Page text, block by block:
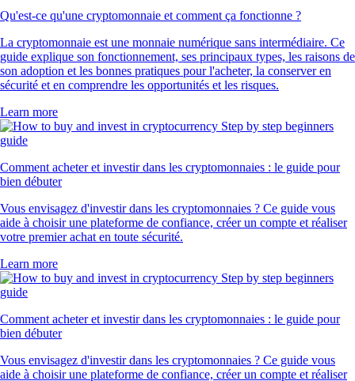
Qu'est-ce qu'une cryptomonnaie et comment ça fonctionne ?
La cryptomonnaie est une monnaie numérique sans intermédiaire. Ce
guide explique son fonctionnement, ses principaux types, les raisons de
son adoption et les bonnes pratiques pour l'acheter, la conserver en
sécurité et en comprendre les opportunités et les risques.
Learn more
Comment acheter et investir dans les cryptomonnaies : le guide pour
bien débuter
Vous envisagez d'investir dans les cryptomonnaies ? Ce guide vous
aide à choisir une plateforme de confiance, créer un compte et réaliser
votre premier achat en toute sécurité.
Learn more
Comment acheter et investir dans les cryptomonnaies : le guide pour
bien débuter
Vous envisagez d'investir dans les cryptomonnaies ? Ce guide vous
aide à choisir une plateforme de confiance, créer un compte et réaliser